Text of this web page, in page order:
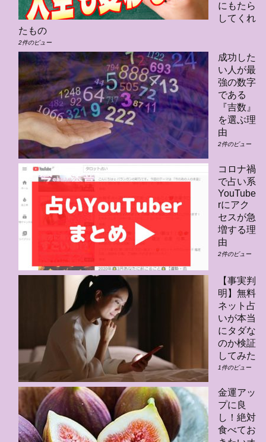
にもたら
してくれ
たもの
2件のビュー
成功した
い人が最
強の数字
である
『吉数』
を選ぶ理
由
2件のビュー
コロナ禍
で占い系
YouTube
rにアク
セスが急
増する理
由
2件のビュー
【事実判
明】無料
ネット占
いが本当
にタダな
のか検証
してみた
1件のビュー
金運アッ
プに良
し！絶対
食べてお